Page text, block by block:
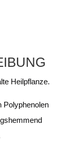
Heilpflanze.
Polyphenolen